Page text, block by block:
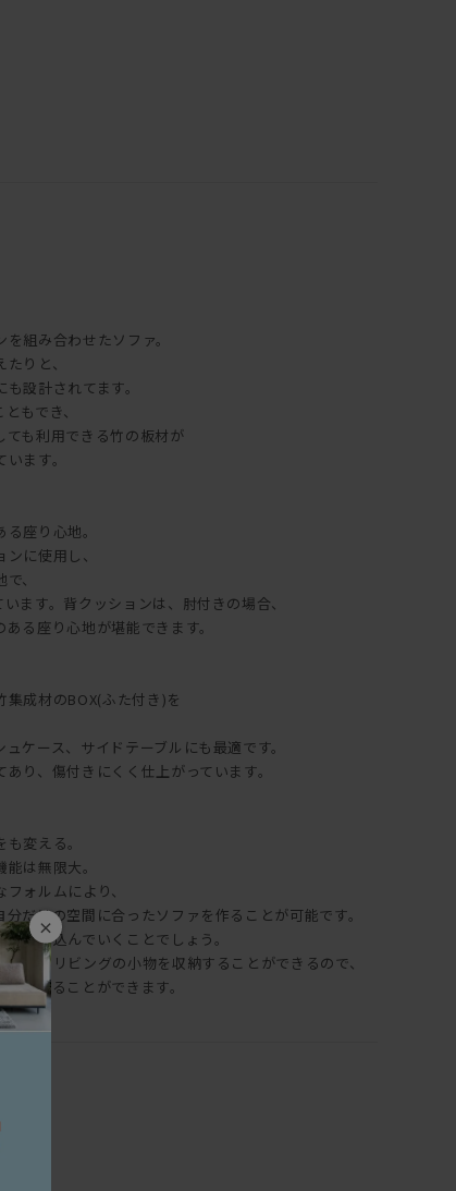
×
組み合わせたソファ。
りと、
設計されてます。
もでき、
も利用できる竹の板材が
ます。
座り心地。
に使用し、
、
ます。背クッションは、肘付きの場合、
る座り心地が堪能できます。
成材のBOX(ふた付き)を
ケース、サイドテーブルにも最適です。
り、傷付きにくく仕上がっています。
変える。
は無限大。
ォルムにより、
だけの空間に合ったソファを作ることが可能です。
溶け込んでいくことでしょう。
られ、リビングの小物を収納することができるので、
させることができます。